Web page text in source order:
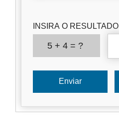
INSIRA O RESULTADO
5 + 4 = ?